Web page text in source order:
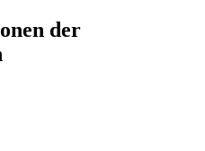
der